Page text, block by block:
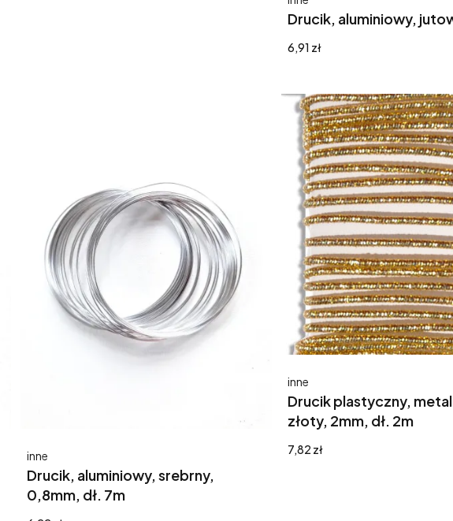
Drucik, aluminiowy,
Cena
6,91 zł
Drucik, aluminiowy, srebrny,
0,8mm, dł. 7m
Producent
inne
Drucik plastyczny,
złoty, 2mm, dł. 2m
Producent
inne
Cena
7,82 zł